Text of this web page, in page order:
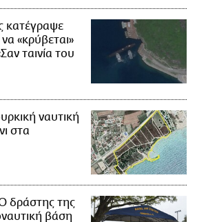
κατέγραψε
«κρύβεται»
ταινία του
ναυτική
στα
δράστης της
βάση